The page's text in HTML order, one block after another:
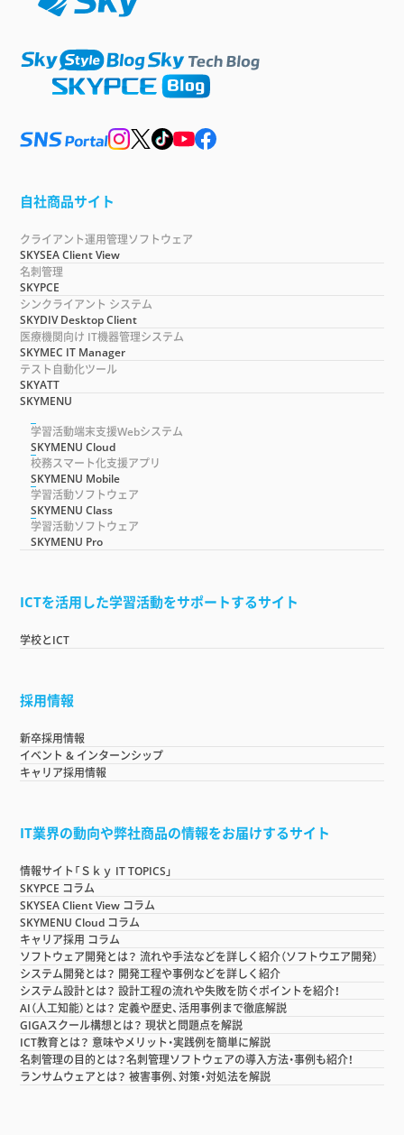
自社商品サイト
クライアント運用管理ソフトウェア
SKYSEA Client View
名刺管理
SKYPCE
シンクライアント システム
SKYDIV Desktop Client
医療機関向け IT機器管理システム
SKYMEC IT Manager
テスト自動化ツール
SKYATT
SKYMENU
学習活動端末支援Webシステム
SKYMENU Cloud
校務スマート化支援アプリ
SKYMENU Mobile
学習活動ソフトウェア
SKYMENU Class
学習活動ソフトウェア
SKYMENU Pro
ICTを活用した学習活動をサポートするサイト
学校とICT
採用情報
新卒採用情報
イベント & インターンシップ
キャリア採用情報
IT業界の動向や弊社商品の情報をお届けするサイト
情報サイト「Ｓｋｙ IT TOPICS」
SKYPCE コラム
SKYSEA Client View コラム
SKYMENU Cloud コラム
キャリア採用 コラム
ソフトウェア開発とは？ 流れや手法などを詳しく紹介（ソフトウエア開発）
システム開発とは？ 開発工程や事例などを詳しく紹介
システム設計とは？ 設計工程の流れや失敗を防ぐポイントを紹介！
AI（人工知能）とは？ 定義や歴史、活用事例まで徹底解説
GIGAスクール構想とは？ 現状と問題点を解説
ICT教育とは？ 意味やメリット・実践例を簡単に解説
名刺管理の目的とは？名刺管理ソフトウェアの導入方法・事例も紹介！
ランサムウェアとは？ 被害事例、対策・対処法を解説